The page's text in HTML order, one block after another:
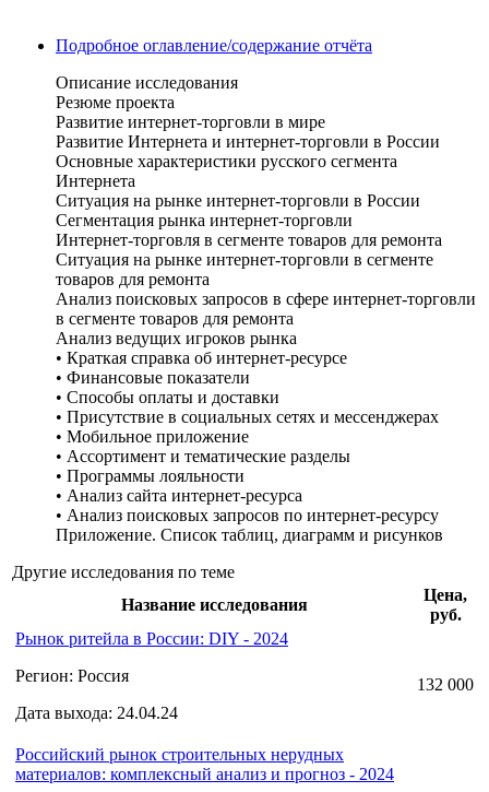
Подробное оглавление/содержание отчёта
Описание исследования
Резюме проекта
Развитие интернет-торговли в мире
Развитие Интернета и интернет-торговли в России
Основные характеристики русского сегмента
Интернета
Ситуация на рынке интернет-торговли в России
Сегментация рынка интернет-торговли
Интернет-торговля в сегменте товаров для ремонта
Ситуация на рынке интернет-торговли в сегменте
товаров для ремонта
Анализ поисковых запросов в сфере интернет-торговли
в сегменте товаров для ремонта
Анализ ведущих игроков рынка
• Краткая справка об интернет-ресурсе
• Финансовые показатели
• Способы оплаты и доставки
• Присутствие в социальных сетях и мессенджерах
• Мобильное приложение
• Ассортимент и тематические разделы
• Программы лояльности
• Анализ сайта интернет-ресурса
• Анализ поисковых запросов по интернет-ресурсу
Приложение. Список таблиц, диаграмм и рисунков
Другие исследования по теме
Название исследования
Цена,
руб.
Рынок ритейла в России: DIY - 2024
Регион: Россия
Дата выхода: 24.04.24
132 000
Российский рынок строительных нерудных
материалов: комплексный анализ и прогноз - 2024